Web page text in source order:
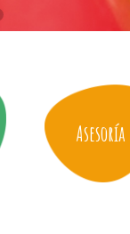
Asesoría